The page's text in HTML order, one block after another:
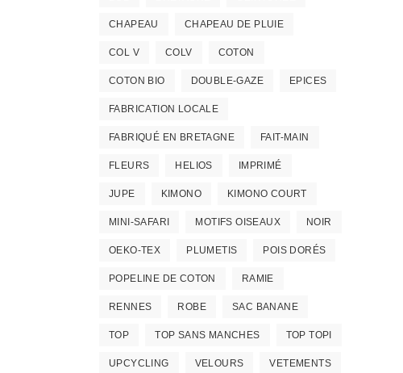
CHAPEAU CHAPEAU DE PLUIE
COL V COLV COTON
COTON BIO DOUBLE-GAZE EPICES
FABRICATION LOCALE
FABRIQUÉ EN BRETAGNE FAIT-MAIN
FLEURS HELIOS IMPRIMÉ
JUPE KIMONO KIMONO COURT
MINI-SAFARI MOTIFS OISEAUX NOIR
OEKO-TEX PLUMETIS POIS DORÉS
POPELINE DE COTON RAMIE
RENNES ROBE SAC BANANE
TOP TOP SANS MANCHES TOP TOPI
UPCYCLING VELOURS VETEMENTS